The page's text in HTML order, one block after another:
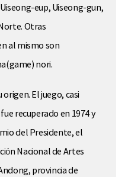
eup, Uiseong-gun,
Otras
al mismo son
nori.
El juego, casi
recuperado en 1974 y
del Presidente, el
Nacional de Artes
provincia de